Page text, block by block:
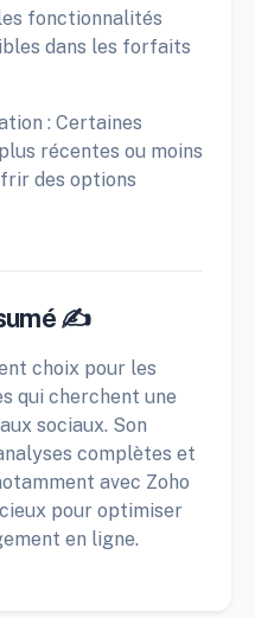
fonctionnalités
dans les forfaits
: Certaines
récentes ou moins
des options
✍️
choix pour les
qui cherchent une
sociaux. Son
complètes et
avec Zoho
pour optimiser
en ligne.